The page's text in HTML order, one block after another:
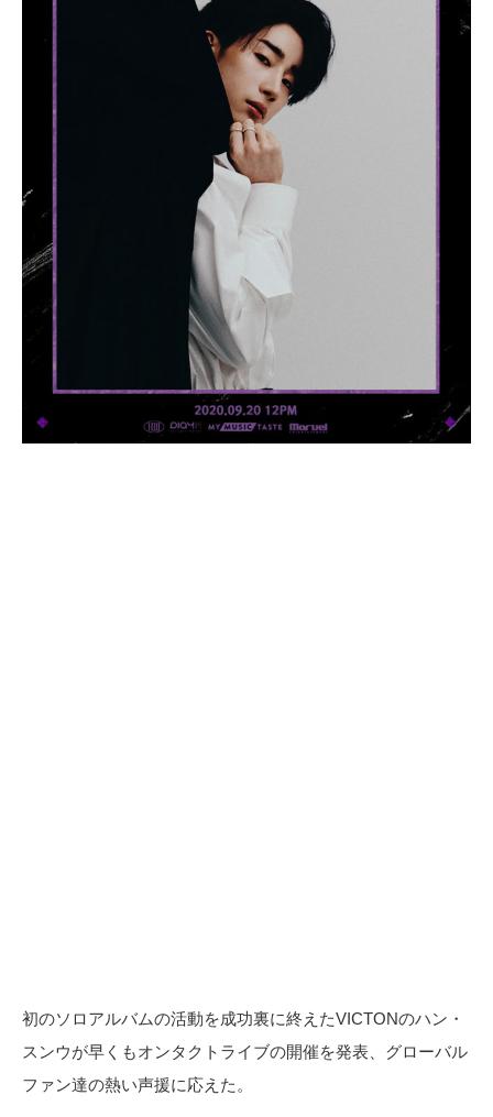
初のソロアルバムの活動を成功裏に終えたVICTONのハン・
スンウが早くもオンタクトライブの開催を発表、グローバル
ファン達の熱い声援に応えた。